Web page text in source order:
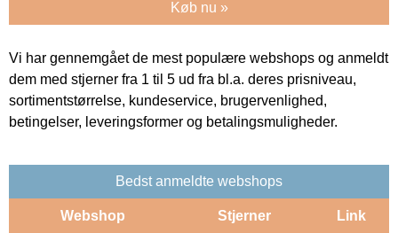
Køb nu »
Vi har gennemgået de mest populære webshops og anmeldt
dem med stjerner fra 1 til 5 ud fra bl.a. deres prisniveau,
sortimentstørrelse, kundeservice, brugervenlighed,
betingelser, leveringsformer og betalingsmuligheder.
Bedst anmeldte webshops
Webshop Stjerner Link